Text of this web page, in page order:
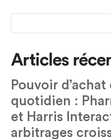
Articles
Pouvoir
quotidien :
et Harris
arbitrages